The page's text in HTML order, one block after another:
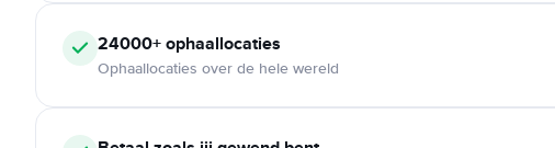
24000+ophaallocaties
Ophaallocaties over de hele wereld